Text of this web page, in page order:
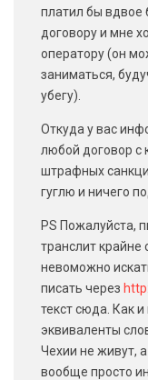
платил бы
договору и мне
оператору (он
заниматься,
убегу).
Откуда у вас
любой договор с
штрафных
гуглю и ничего
PS Пожалуйста,
транслит
невоможно
писать через
текст сюда. Как
эквиваленты
Чехии не живут,
вообще просто